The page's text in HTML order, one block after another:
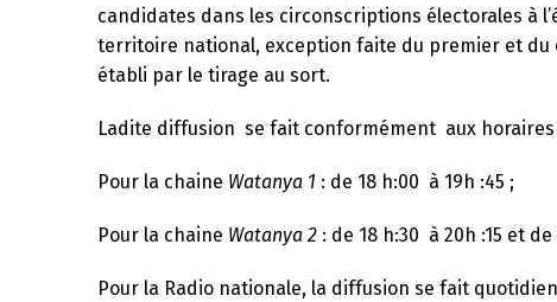
candidates dans les circonscriptions électorales à
territoire national, exception faite du premier et du
établi par le tirage au sort.
Ladite diffusion se fait conformément aux horaires
Pour la chaine Watanya 1 : de 18 h:00 à 19h :45 ;
Pour la chaine Watanya 2 : de 18 h:30 à 20h :15 et de
Pour la Radio nationale, la diffusion se fait